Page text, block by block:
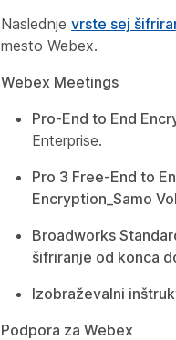
Naslednje vrste sej
mesto Webex.
Webex Meetings
Pro-End to End
Enterprise.
Pro 3 Free-End to
Encryption_Samo
Broadworks
šifriranje od konca
Izobraževalni
Podpora za Webex